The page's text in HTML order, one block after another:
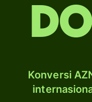
Konversi